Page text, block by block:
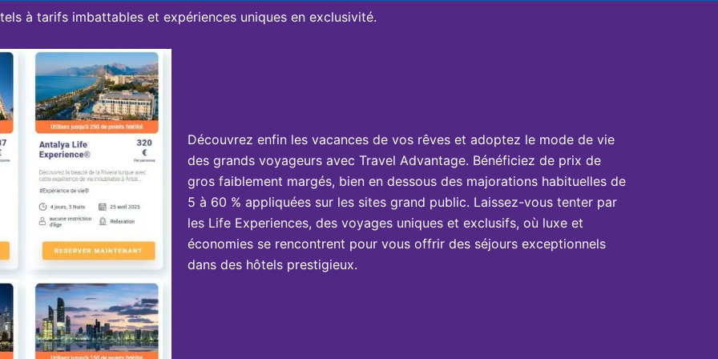
à tarifs imbattables et expériences uniques en exclusivité.
Découvrez enfin les vacances de vos rêves et adoptez le mode de vie
des grands voyageurs avec Travel Advantage. Bénéficiez de prix de
gros faiblement margés, bien en dessous des majorations habituelles de
5 à 60 % appliquées sur les sites grand public. Laissez-vous tenter par
les Life Experiences, des voyages uniques et exclusifs, où luxe et
économies se rencontrent pour vous offrir des séjours exceptionnels
dans des hôtels prestigieux.